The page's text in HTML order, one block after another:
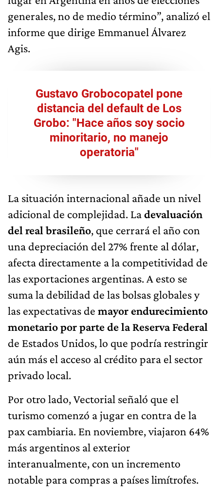
generales, no de medio término”, analizó el
informe que dirige Emmanuel Álvarez
Agis.
Gustavo Grobocopatel pone
distancia del default de Los
Grobo: "Hace años soy socio
minoritario, no manejo
operatoria"
La situación internacional añade un nivel
adicional de complejidad. Ladevaluación
del real brasileño, que cerrará el año con
una depreciación del 27% frente al dólar,
afecta directamente a la competitividad de
las exportaciones argentinas. A esto se
suma la debilidad de las bolsas globales y
las expectativas de mayor endurecimiento
monetario por parte de la Reserva Federal
de Estados Unidos, lo que podría restringir
aún más el acceso al crédito para el sector
privado local.
Por otro lado, Vectorial señaló que el
turismo comenzó a jugar en contra de la
pax cambiaria. En noviembre, viajaron 64%
más argentinos al exterior
interanualmente, con un incremento
notable para compras a países limítrofes.